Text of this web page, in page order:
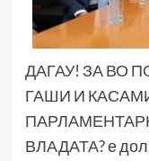
ДАГАУ! ЗА ВО
ГАШИ И
ВЛАДАТА?е